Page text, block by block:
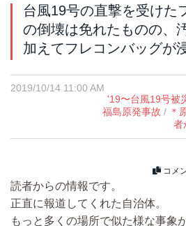
台風19号の直撃を受けた
の倒壊は免れたものの、
加えてフレコンバッグが
2019/10/14 11:00 AM
'19〜台風19号被
福島原発事故 / ＊
者
コメ
読者からの情報です。
正直に報道してくれた自治体。
もっと多くの場所で似た様な事象